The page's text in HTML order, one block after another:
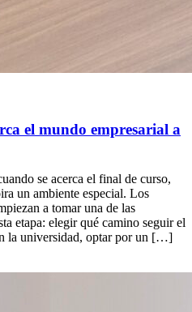
el mundo empresarial a
se acerca el final de curso,
un ambiente especial. Los
a tomar una de las
etapa: elegir qué camino seguir el
la universidad, optar por un […]